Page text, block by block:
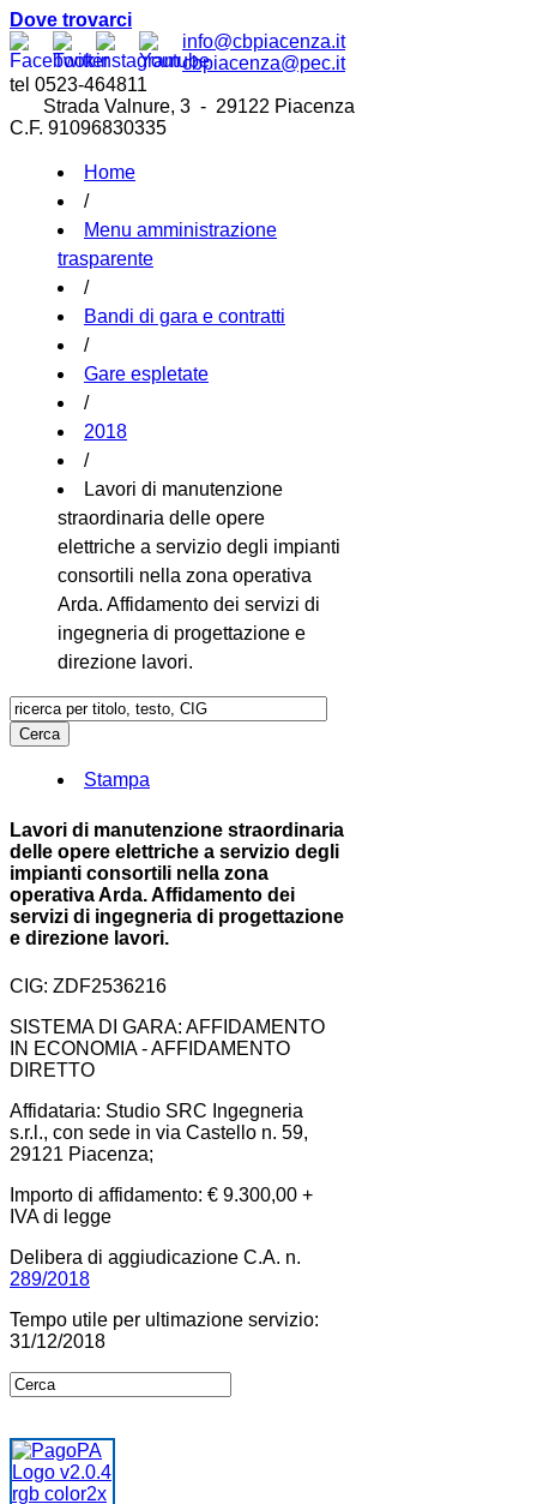
Dove trovarci
info@cbpiacenza.it
cbpiacenza@pec.it
tel 0523-464811
Strada Valnure, 3 - 29122 Piacenza
C.F. 91096830335
Home
/
Menu amministrazione
trasparente
/
Bandi di gara e contratti
/
Gare espletate
/
2018
/
Lavori di manutenzione
straordinaria delle opere
elettriche a servizio degli impianti
consortili nella zona operativa
Arda. Affidamento dei servizi di
ingegneria di progettazione e
direzione lavori.
Stampa
Lavori di manutenzione straordinaria
delle opere elettriche a servizio degli
impianti consortili nella zona
operativa Arda. Affidamento dei
servizi di ingegneria di progettazione
e direzione lavori.
CIG: ZDF2536216
SISTEMA DI GARA: AFFIDAMENTO
IN ECONOMIA - AFFIDAMENTO
DIRETTO
Affidataria: Studio SRC Ingegneria
s.r.l., con sede in via Castello n. 59,
29121 Piacenza;
Importo di affidamento: € 9.300,00 +
IVA di legge
Delibera di aggiudicazione C.A. n.
289/2018
Tempo utile per ultimazione servizio:
31/12/2018